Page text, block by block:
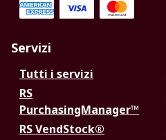
Servizi
Tutti i servizi
RS
PurchasingManager™
RS VendStock®